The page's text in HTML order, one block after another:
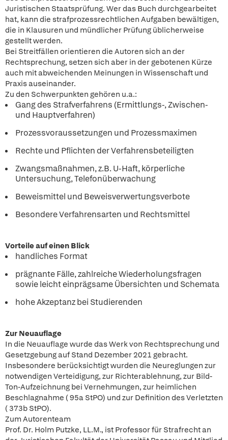
Juristischen Staatsprüfung. Wer das Buch durchgearbeitet
hat, kann die strafprozessrechtlichen Aufgaben bewältigen,
die in Klausuren und mündlicher Prüfung üblicherweise
gestellt werden.
Bei Streitfällen orientieren die Autoren sich an der
Rechtsprechung, setzen sich aber in der gebotenen Kürze
auch mit abweichenden Meinungen in Wissenschaft und
Praxis auseinander.
Zu den Schwerpunkten gehören u.a.:
Gang des Strafverfahrens (Ermittlungs-, Zwischen-
und Hauptverfahren)
Prozessvoraussetzungen und Prozessmaximen
Rechte und Pflichten der Verfahrensbeteiligten
Zwangsmaßnahmen, z.B. U-Haft, körperliche
Untersuchung, Telefonüberwachung
Beweismittel und Beweisverwertungsverbote
Besondere Verfahrensarten und Rechtsmittel
Vorteile auf einen Blick
handliches Format
prägnante Fälle, zahlreiche Wiederholungsfragen
sowie leicht einprägsame Übersichten und Schemata
hohe Akzeptanz bei Studierenden
Zur Neuauflage
In die Neuauflage wurde das Werk von Rechtsprechung und
Gesetzgebung auf Stand Dezember 2021 gebracht.
Insbesondere berücksichtigt wurden die Neureglungen zur
notwendigen Verteidigung, zur Richterablehnung, zur Bild-
Ton-Aufzeichnung bei Vernehmungen, zur heimlichen
Beschlagnahme ( 95a StPO) und zur Definition des Verletzten
( 373b StPO).
Zum Autorenteam
Prof. Dr. Holm Putzke, LL.M., ist Professor für Strafrecht an